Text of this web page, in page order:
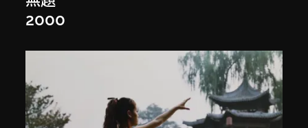
2000